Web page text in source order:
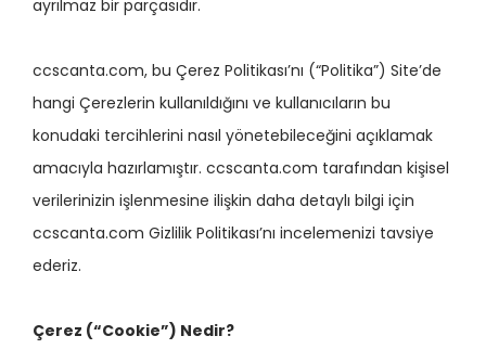
ayrılmaz bir parçasıdır.
ccscanta.com, bu Çerez Politikası’nı (“Politika”) Site’de
hangi Çerezlerin kullanıldığını ve kullanıcıların bu
konudaki tercihlerini nasıl yönetebileceğini açıklamak
amacıyla hazırlamıştır. ccscanta.com tarafından kişisel
verilerinizin işlenmesine ilişkin daha detaylı bilgi için
ccscanta.com Gizlilik Politikası’nı incelemenizi tavsiye
ederiz.
Çerez (“Cookie”) Nedir?